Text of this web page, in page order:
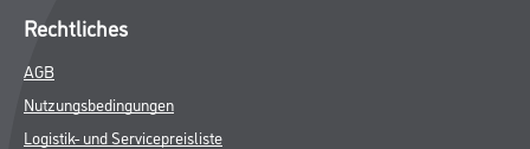
Rechtliches
AGB
Nutzungsbedingungen
Logistik- und Servicepreisliste